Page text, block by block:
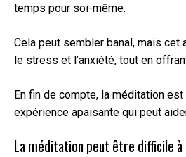
temps pour soi-même.
Cela peut sembler banal, mais
le stress et l’anxiété, tout en
En fin de compte, la méditation
expérience apaisante qui peut
La méditation peut être difficile